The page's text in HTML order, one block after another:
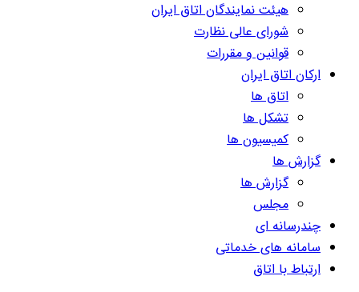
هیئت نمایندگان اتاق ایران
شورای عالی نظارت
قوانین و مقررات
ارکان اتاق ایران
اتاق ها
تشکل ها
کمیسیون ها
گزارش ها
گزارش ها
مجلس
چندرسانه ای
سامانه های خدماتی
ارتباط با اتاق